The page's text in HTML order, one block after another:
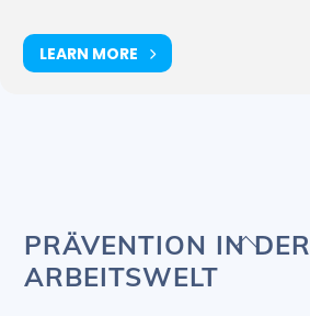
LEARN MORE
Back
PRÄVENTION IN DER
ARBEITSWELT